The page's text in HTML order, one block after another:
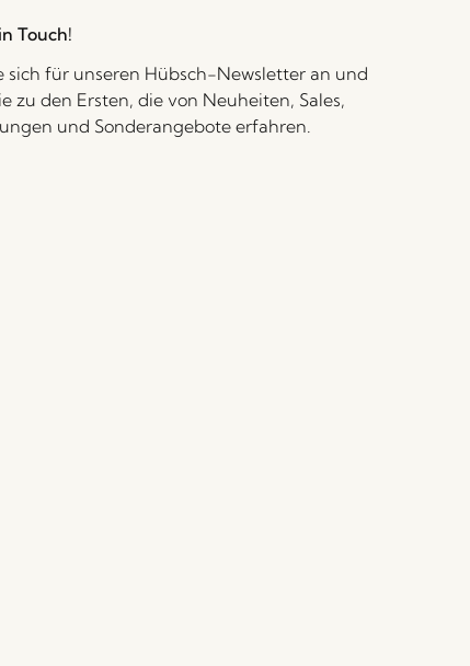
Touch!
sich für unseren Hübsch-Newsletter an und
zu den Ersten, die von Neuheiten, Sales,
und Sonderangebote erfahren.